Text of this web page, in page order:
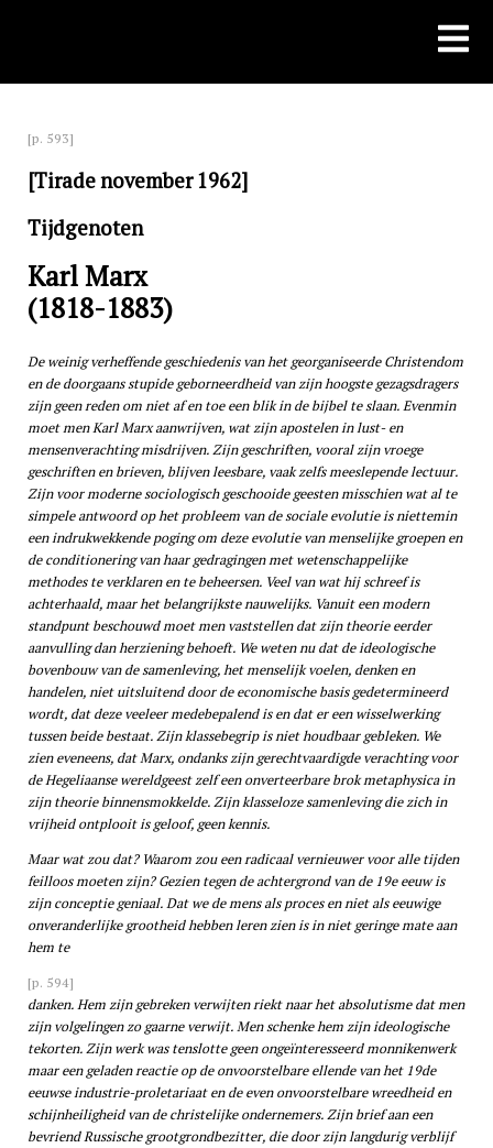
[p. 593]
[Tirade november 1962]
Tijdgenoten
Karl Marx
(1818-1883)
De weinig verheffende geschiedenis van het georganiseerde Christendom
en de doorgaans stupide geborneerdheid van zijn hoogste gezagsdragers
zijn geen reden om niet af en toe een blik in de bijbel te slaan. Evenmin
moet men Karl Marx aanwrijven, wat zijn apostelen in lust- en
mensenverachting misdrijven. Zijn geschriften, vooral zijn vroege
geschriften en brieven, blijven leesbare, vaak zelfs meeslepende lectuur.
Zijn voor moderne sociologisch geschooide geesten misschien wat al te
simpele antwoord op het probleem van de sociale evolutie is niettemin
een indrukwekkende poging om deze evolutie van menselijke groepen en
de conditionering van haar gedragingen met wetenschappelijke
methodes te verklaren en te beheersen. Veel van wat hij schreef is
achterhaald, maar het belangrijkste nauwelijks. Vanuit een modern
standpunt beschouwd moet men vaststellen dat zijn theorie eerder
aanvulling dan herziening behoeft. We weten nu dat de ideologische
bovenbouw van de samenleving, het menselijk voelen, denken en
handelen, niet uitsluitend door de economische basis gedetermineerd
wordt, dat deze veeleer medebepalend is en dat er een wisselwerking
tussen beide bestaat. Zijn klassebegrip is niet houdbaar gebleken. We
zien eveneens, dat Marx, ondanks zijn gerechtvaardigde verachting voor
de Hegeliaanse wereldgeest zelf een onverteerbare brok metaphysica in
zijn theorie binnensmokkelde. Zijn klasseloze samenleving die zich in
vrijheid ontplooit is geloof, geen kennis.
Maar wat zou dat? Waarom zou een radicaal vernieuwer voor alle tijden
feilloos moeten zijn? Gezien tegen de achtergrond van de 19e eeuw is
zijn conceptie geniaal. Dat we de mens als proces en niet als eeuwige
onveranderlijke grootheid hebben leren zien is in niet geringe mate aan
hem te
[p. 594]
danken. Hem zijn gebreken verwijten riekt naar het absolutisme dat men
zijn volgelingen zo gaarne verwijt. Men schenke hem zijn ideologische
tekorten. Zijn werk was tenslotte geen ongeïnteresseerd monnikenwerk
maar een geladen reactie op de onvoorstelbare ellende van het 19de
eeuwse industrie-proletariaat en de even onvoorstelbare wreedheid en
schijnheiligheid van de christelijke ondernemers. Zijn brief aan een
bevriend Russische grootgrondbezitter, die door zijn langdurig verblijf